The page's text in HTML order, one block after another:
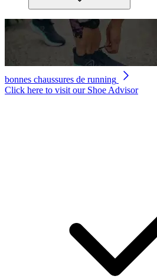
bonnes chaussures de running
Click here to visit our Shoe Advisor